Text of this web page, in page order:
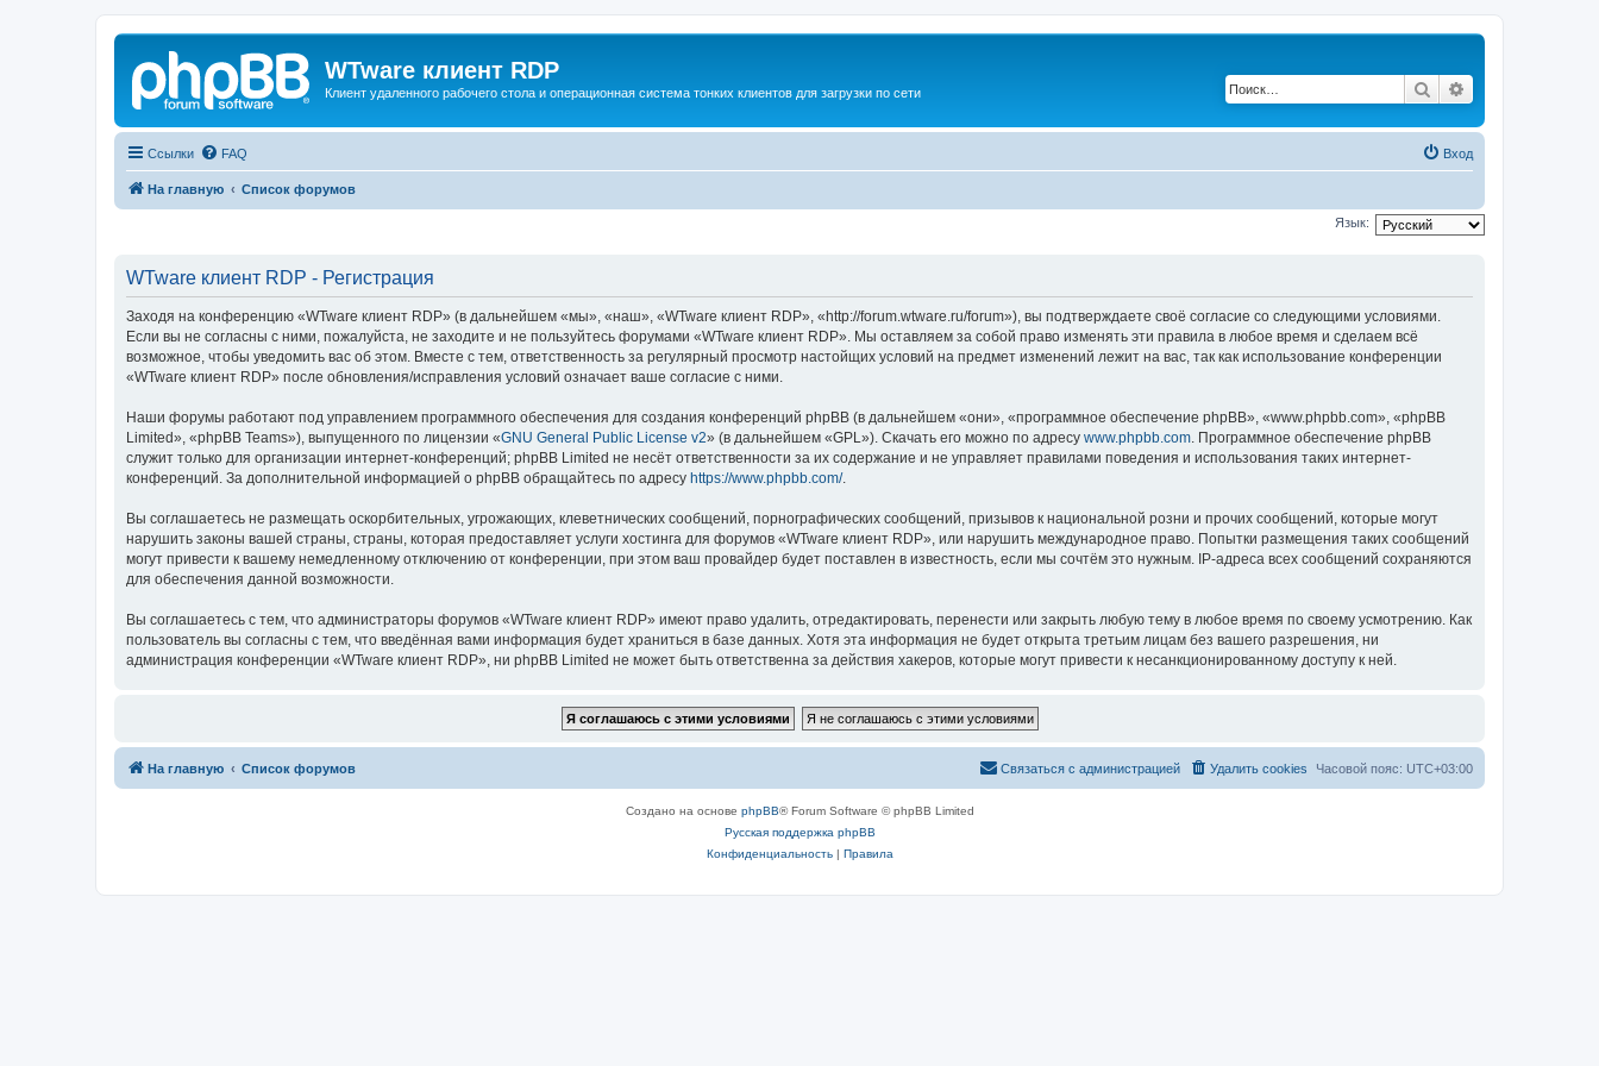
WTware клиент RDP
Клиент удаленного рабочего стола и операционная система тонких клиентов для загрузки по сети Поиск
Ссылки FAQ Вход
На главную Список форумов
Язык:
WTware клиент RDP - Регистрация
Заходя на конференцию «WTware клиент RDP» (в дальнейшем «мы», «наш», «WTware клиент RDP», «http://forum.wtware.ru/forum»), вы подтверждаете своё согласие со следующими условиями.
Если вы не согласны с ними, пожалуйста, не заходите и не пользуйтесь форумами «WTware клиент RDP». Мы оставляем за собой право изменять эти правила в любое время и сделаем всё
возможное, чтобы уведомить вас об этом. Вместе с тем, ответственность за регулярный просмотр настойщих условий на предмет изменений лежит на вас, так как использование конференции
«WTware клиент RDP» после обновления/исправления условий означает ваше согласие с ними.
Наши форумы работают под управлением программного обеспечения для создания конференций phpBB (в дальнейшем «они», «программное обеспечение phpBB», «www.phpbb.com», «phpBB
Limited», «phpBB Teams»), выпущенного по лицензии «GNU General Public License v2» (в дальнейшем «GPL»). Скачать его можно по адресу www.phpbb.com. Программное обеспечение phpBB
служит только для организации интернет-конференций; phpBB Limited не несёт ответственности за их содержание и не управляет правилами поведения и использования таких интернет-
конференций. За дополнительной информацией о phpBB обращайтесь по адресу https://www.phpbb.com/.
Вы соглашаетесь не размещать оскорбительных, угрожающих, клеветнических сообщений, порнографических сообщений, призывов к национальной розни и прочих сообщений, которые могут
нарушить законы вашей страны, страны, которая предоставляет услуги хостинга для форумов «WTware клиент RDP», или нарушить международное право. Попытки размещения таких сообщений
могут привести к вашему немедленному отключению от конференции, при этом ваш провайдер будет поставлен в известность, если мы сочтём это нужным. IP-адреса всех сообщений сохраняются
для обеспечения данной возможности.
Вы соглашаетесь с тем, что администраторы форумов «WTware клиент RDP» имеют право удалить, отредактировать, перенести или закрыть любую тему в любое время по своему усмотрению. Как
пользователь вы согласны с тем, что введённая вами информация будет храниться в базе данных. Хотя эта информация не будет открыта третьим лицам без вашего разрешения, ни
администрация конференции «WTware клиент RDP», ни phpBB Limited не может быть ответственна за действия хакеров, которые могут привести к несанкционированному доступу к ней.
На главную Список форумов Часовой пояс: UTC+03:00
Удалить cookies
Связаться с администрацией
Создано на основе phpBB® Forum Software © phpBB Limited
Русская поддержка phpBB
Конфиденциальность| Правила